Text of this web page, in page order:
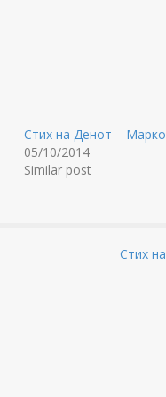
Стих на Денот –
05/10/2014
Similar post
Стих